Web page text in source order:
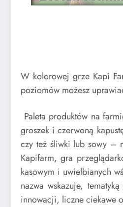
W kolorowej grze Kapi
poziomów możesz
Paleta produktów na
groszek i czerwoną
czy też śliwki lub sowy –
Kapifarm, gra
kasowym i uwielbianych
nazwa wskazuje,
innowacji, liczne ciekawe